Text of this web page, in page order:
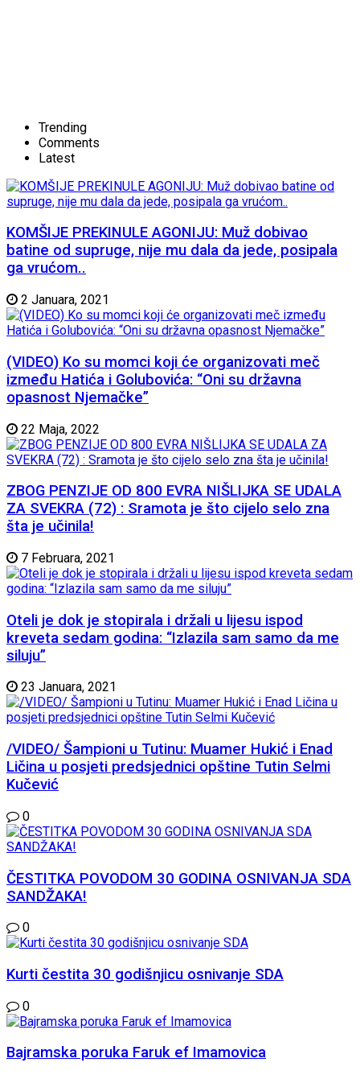
Trending
Comments
Latest
KOMŠIJE PREKINULE AGONIJU: Muž dobivao
batine od supruge, nije mu dala da jede, posipala
ga vrućom..
2 Januara, 2021
(VIDEO) Ko su momci koji će organizovati meč
između Hatića i Golubovića: “Oni su državna
opasnost Njemačke”
22 Maja, 2022
ZBOG PENZIJE OD 800 EVRA NIŠLIJKA SE UDALA
ZA SVEKRA (72) : Sramota je što cijelo selo zna
šta je učinila!
7 Februara, 2021
Oteli je dok je stopirala i držali u lijesu ispod
kreveta sedam godina: “Izlazila sam samo da me
siluju”
23 Januara, 2021
/VIDEO/ Šampioni u Tutinu: Muamer Hukić i Enad
Ličina u posjeti predsjednici opštine Tutin Selmi
Kučević
0
ČESTITKA POVODOM 30 GODINA OSNIVANJA SDA
SANDŽAKA!
0
Kurti čestita 30 godišnjicu osnivanje SDA
0
Bajramska poruka Faruk ef Imamovica